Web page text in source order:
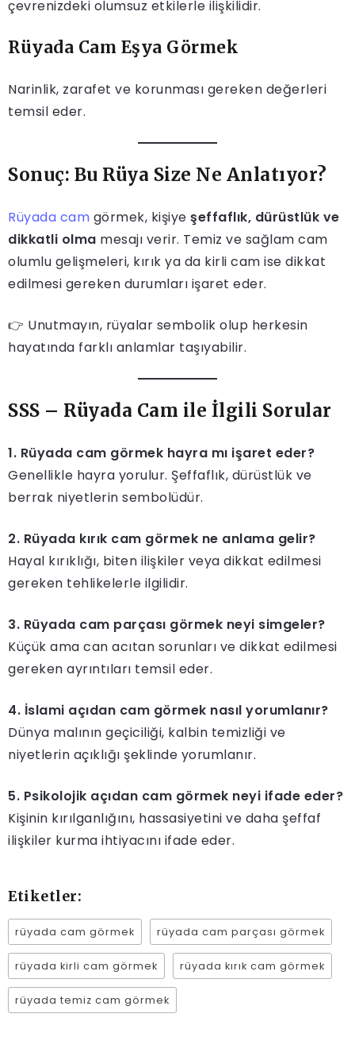
çevrenizdeki olumsuz etkilerle ilişkilidir.
Rüyada Cam Eşya Görmek
Narinlik, zarafet ve korunması gereken değerleri
temsil eder.
Sonuç: Bu Rüya Size Ne Anlatıyor?
Rüyada cam görmek, kişiye şeffaflık, dürüstlük ve
dikkatli olma mesajı verir. Temiz ve sağlam cam
olumlu gelişmeleri, kırık ya da kirli cam ise dikkat
edilmesi gereken durumları işaret eder.
👉 Unutmayın, rüyalar sembolik olup herkesin
hayatında farklı anlamlar taşıyabilir.
SSS – Rüyada Cam ile İlgili Sorular
1. Rüyada cam görmek hayra mı işaret eder?
Genellikle hayra yorulur. Şeffaflık, dürüstlük ve
berrak niyetlerin sembolüdür.
2. Rüyada kırık cam görmek ne anlama gelir?
Hayal kırıklığı, biten ilişkiler veya dikkat edilmesi
gereken tehlikelerle ilgilidir.
3. Rüyada cam parçası görmek neyi simgeler?
Küçük ama can acıtan sorunları ve dikkat edilmesi
gereken ayrıntıları temsil eder.
4. İslami açıdan cam görmek nasıl yorumlanır?
Dünya malının geçiciliği, kalbin temizliği ve
niyetlerin açıklığı şeklinde yorumlanır.
5. Psikolojik açıdan cam görmek neyi ifade eder?
Kişinin kırılganlığını, hassasiyetini ve daha şeffaf
ilişkiler kurma ihtiyacını ifade eder.
Etiketler:
rüyada cam görmek rüyada cam parçası görmek
rüyada kirli cam görmek rüyada kırık cam görmek
rüyada temiz cam görmek